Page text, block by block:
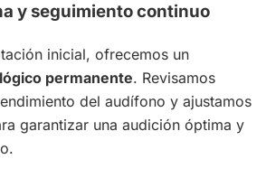
y seguimiento continuo
inicial, ofrecemos un
permanente. Revisamos
del audífono y ajustamos
garantizar una audición óptima y